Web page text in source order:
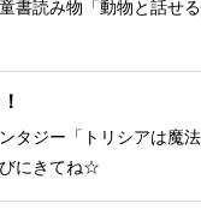
書読み物「動物と話
タジー「トリシアは
にきてね☆